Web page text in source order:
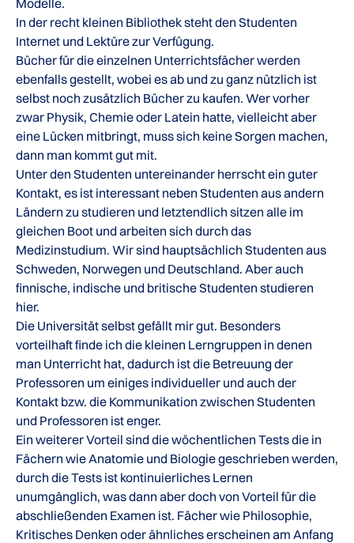
In der recht kleinen Bibliothek steht den Studenten
Internet und Lektüre zur Verfügung.
Bücher für die einzelnen Unterrichtsfächer werden
ebenfalls gestellt, wobei es ab und zu ganz nützlich ist
selbst noch zusätzlich Bücher zu kaufen. Wer vorher
zwar Physik, Chemie oder Latein hatte, vielleicht aber
eine Lücken mitbringt, muss sich keine Sorgen machen,
dann man kommt gut mit.
Unter den Studenten untereinander herrscht ein guter
Kontakt, es ist interessant neben Studenten aus andern
Ländern zu studieren und letztendlich sitzen alle im
gleichen Boot und arbeiten sich durch das
Medizinstudium. Wir sind hauptsächlich Studenten aus
Schweden, Norwegen und Deutschland. Aber auch
finnische, indische und britische Studenten studieren
hier.
Die Universität selbst gefällt mir gut. Besonders
vorteilhaft finde ich die kleinen Lerngruppen in denen
man Unterricht hat, dadurch ist die Betreuung der
Professoren um einiges individueller und auch der
Kontakt bzw. die Kommunikation zwischen Studenten
und Professoren ist enger.
Ein weiterer Vorteil sind die wöchentlichen Tests die in
Fächern wie Anatomie und Biologie geschrieben werden,
durch die Tests ist kontinuierliches Lernen
unumgänglich, was dann aber doch von Vorteil für die
abschließenden Examen ist. Fächer wie Philosophie,
Kritisches Denken oder ähnliches erscheinen am Anfang